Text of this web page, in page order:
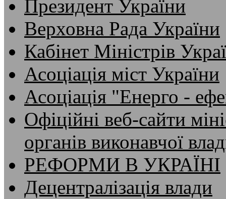
Президент України
Верховна Рада України
Кабінет Міністрів
Асоціація міст України
Асоціація "Енерго -
Офіційні веб-сайти
органів виконавчої
РЕФОРМИ В УКРАЇНІ
Децентралізація влади